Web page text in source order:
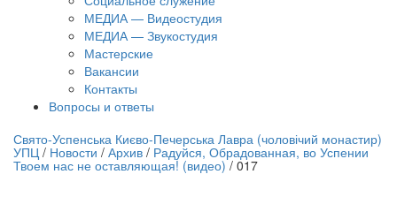
МЕДИА — Видеостудия
МЕДИА — Звукостудия
Мастерские
Вакансии
Контакты
Вопросы и ответы
трансляция | 12 сентября
трансляции
Свято-Успенська Києво-Печерська Лавра (чоловічий монастир)
УПЦ / Новости / Архив / Радуйся, Обрадованная, во Успении
Твоем нас не оставляющая! (видео)/ 017